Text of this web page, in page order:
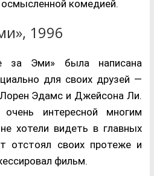
осмысленной комедией.
1996
за Эми» была написана
для своих друзей —
Эдамс и Джейсона Ли.
очень интересной многим
хотели видеть в главных
отстоял своих протеже и
фильм.